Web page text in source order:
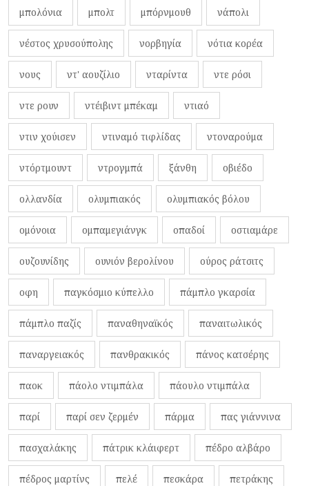
μπολόνια μπολτ μπόρνμουθ νάπολι
νέστος χρυσούπολης νορβηγία νότια κορέα
νους ντ' αουζίλιο νταρίντα ντε ρόσι
ντε ρουν ντέιβιντ μπέκαμ ντιαό
ντιν χούισεν ντιναμό τιφλίδας ντοναρούμα
ντόρτμουντ ντρογμπά ξάνθη οβιέδο
ολλανδία ολυμπιακός ολυμπιακός βόλου
ομόνοια ομπαμεγιάνγκ οπαδοί οστιαμάρε
ουζουνίδης ουνιόν βερολίνου ούρος ράτσιτς
οφη παγκόσμιο κύπελλο πάμπλο γκαρσία
πάμπλο παζίς παναθηναϊκός παναιτωλικός
παναργειακός πανθρακικός πάνος κατσέρης
παοκ πάολο ντιμπάλα πάουλο ντιμπάλα
παρί παρί σεν ζερμέν πάρμα πας γιάννινα
πασχαλάκης πάτρικ κλάιφερτ πέδρο αλβάρο
πέδρος μαρτίνς πελέ πεσκάρα πετράκης